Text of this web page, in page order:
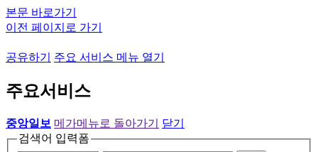
본문 바로가기
이전 페이지로 가기
공유하기 주요 서비스 메뉴 열기
주요서비스
중앙일보 메가메뉴로 돌아가기
닫기
검색어 입력폼